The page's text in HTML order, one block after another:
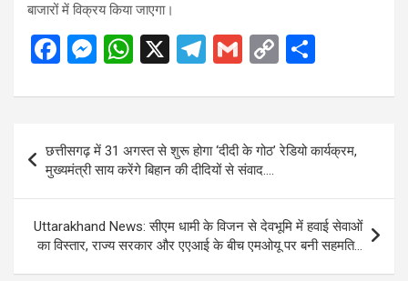
बाजारों में विक्रय किया जाएगा।
F
ce
b
o
o
k
M
se
n
g
er
W
at
A
p
p
X
T
e
gr
a
m
G
ail
C
py
Li
n
k
ar
e
navigation
छत्तीसगढ़ में 31 अगस्त से शुरू होगा ‘दीदी के गोठ’ रेडियो कार्यक्रम,
मुख्यमंत्री साय करेंगे बिहान की दीदियों से संवाद….
Uttarakhand News: सीएम धामी के विजन से देवभूमि में हवाई सेवाओं
का विस्तार, राज्य सरकार और एएआई के बीच एमओयू पर बनी सहमति…